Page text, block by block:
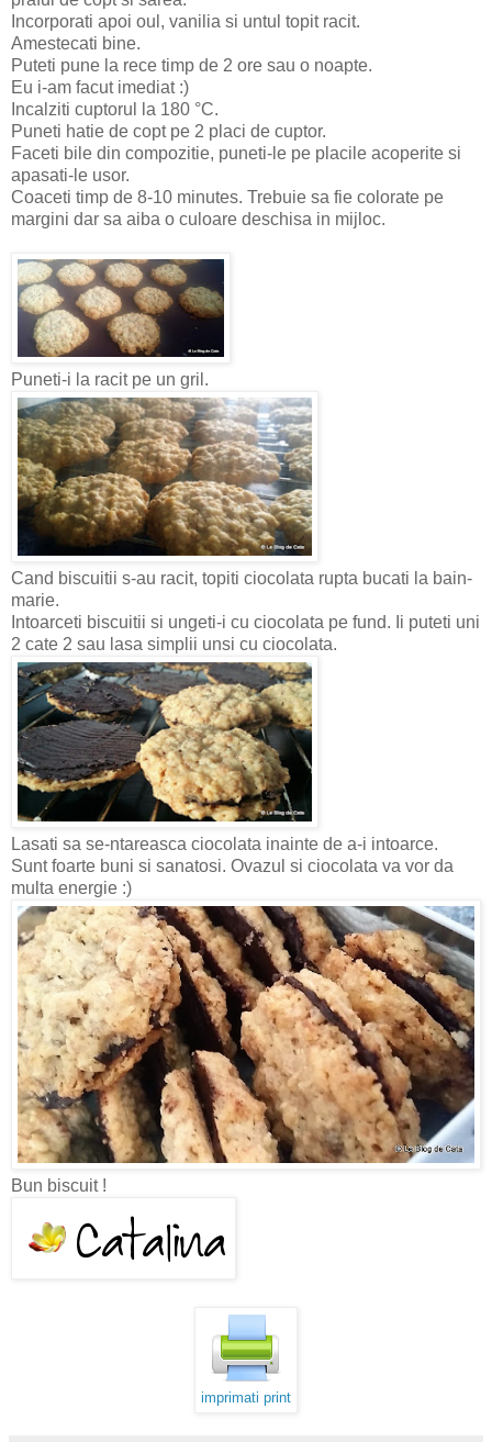
Incorporati apoi oul, vanilia si untul topit racit.
Amestecati bine.
Puteti pune la rece timp de 2 ore sau o noapte.
Eu i-am facut imediat :)
Incalziti cuptorul la 180 °C.
Puneti hatie de copt pe 2 placi de cuptor.
Faceti bile din compozitie, puneti-le pe placile acoperite si
apasati-le usor.
Coaceti timp de 8-10 minutes. Trebuie sa fie colorate pe
margini dar sa aiba o culoare deschisa in mijloc.
Puneti-i la racit pe un gril.
Cand biscuitii s-au racit, topiti ciocolata rupta bucati la bain-
marie.
Intoarceti biscuitii si ungeti-i cu ciocolata pe fund. Ii puteti uni
2 cate 2 sau lasa simplii unsi cu ciocolata.
Lasati sa se-ntareasca ciocolata inainte de a-i intoarce.
Sunt foarte buni si sanatosi. Ovazul si ciocolata va vor da
multa energie :)
Bun biscuit !
imprimati print